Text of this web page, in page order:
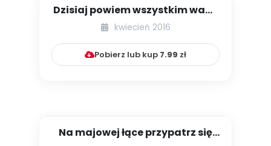
Dzisiaj powiem wszystkim wam,
że najlepszą mamę mam! [P...
kwiecień 2016
Pobierz lub kup 7.99 zł
Na majowej łące przypatrz się